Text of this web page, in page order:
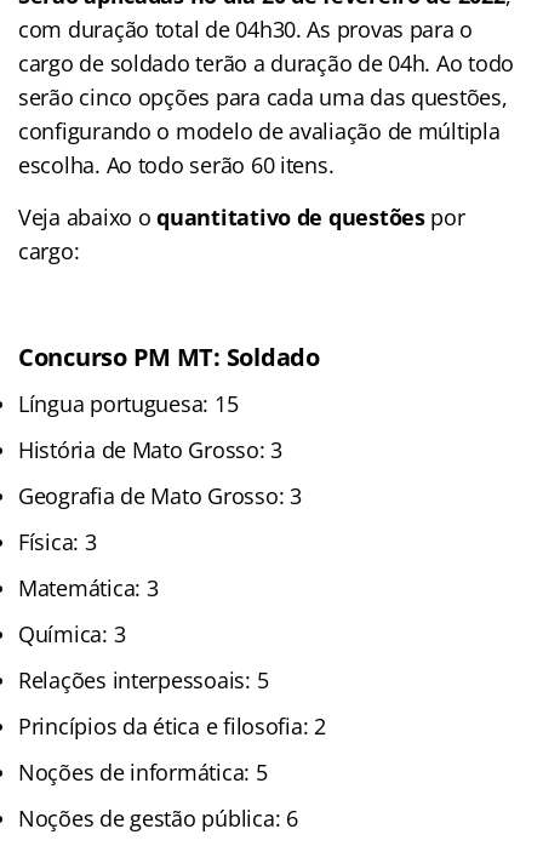
com duração total de 04h30. As provas para o
cargo de soldado terão a duração de 04h. Ao todo
serão cinco opções para cada uma das questões,
configurando o modelo de avaliação de múltipla
escolha. Ao todo serão 60 itens.
Veja abaixo oquantitativo de questõespor
cargo:
Concurso PM MT: Soldado
Língua portuguesa: 15
História de Mato Grosso: 3
Geografia de Mato Grosso: 3
Física: 3
Matemática: 3
Química: 3
Relações interpessoais: 5
Princípios da ética e filosofia: 2
Noções de informática: 5
Noções de gestão pública: 6